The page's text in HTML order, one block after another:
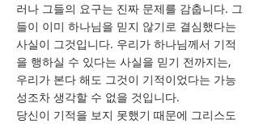
러나 그들의 요구는 진짜 문제를 감춥니다. 그
들이 이미 하나님을 믿지 않기로 결심했다는
사실이 그것입니다. 우리가 하나님께서 기적
을 행하실 수 있다는 사실을 믿기 전까지는,
우리가 본다 해도 그것이 기적이었다는 가능
성조차 생각할 수 없을 것입니다.
당신이 기적을 보지 못했기 때문에 그리스도